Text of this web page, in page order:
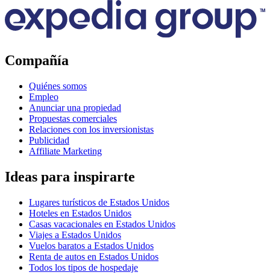
Compañía
Quiénes somos
Empleo
Anunciar una propiedad
Propuestas comerciales
Relaciones con los inversionistas
Publicidad
Affiliate Marketing
Ideas para inspirarte
Lugares turísticos de Estados Unidos
Hoteles en Estados Unidos
Casas vacacionales en Estados Unidos
Viajes a Estados Unidos
Vuelos baratos a Estados Unidos
Renta de autos en Estados Unidos
Todos los tipos de hospedaje